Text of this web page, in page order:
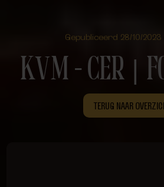
Gepubliceerd 28/10/2023
KVM – CER ⎮
TERUG NAAR